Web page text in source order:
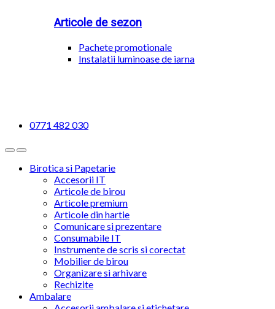
Articole de sezon
Pachete promotionale
Instalatii luminoase de iarna
0771 482 030
Birotica si Papetarie
Accesorii IT
Articole de birou
Articole premium
Articole din hartie
Comunicare si prezentare
Consumabile IT
Instrumente de scris si corectat
Mobilier de birou
Organizare si arhivare
Rechizite
Ambalare